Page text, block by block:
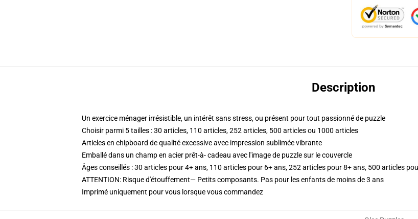
Description
Un exercice ménager irrésistible, un intérêt sans stress, ou présent pour tout passionné de puzzle
Choisir parmi 5 tailles : 30 articles, 110 articles, 252 articles, 500 articles ou 1000 articles
Articles en chipboard de qualité excessive avec impression sublimée vibrante
Emballé dans un champ en acier prêt-à- cadeau avec l'image de puzzle sur le couvercle
Âges conseillés : 30 articles pour 4+ ans, 110 articles pour 6+ ans, 252 articles pour 8+ ans, 500 articles
ATTENTION: Risque d'étouffement— Petits composants. Pas pour les enfants de moins de 3 ans
Imprimé uniquement pour vous lorsque vous commandez